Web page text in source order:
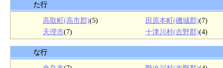
た行
高取町(高市郡)(5) 田原本町(磯城郡)(7)
天理市(7) 十津川村(吉野郡)(4)
な行